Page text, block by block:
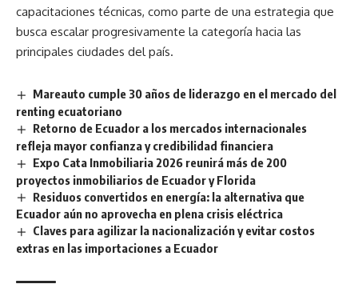
capacitaciones técnicas, como parte de una estrategia que
busca escalar progresivamente la categoría hacia las
principales ciudades del país.
Mareauto cumple 30 años de liderazgo en el mercado del
renting ecuatoriano
Retorno de Ecuador a los mercados internacionales
refleja mayor confianza y credibilidad financiera
Expo Cata Inmobiliaria 2026 reunirá más de 200
proyectos inmobiliarios de Ecuador y Florida
Residuos convertidos en energía: la alternativa que
Ecuador aún no aprovecha en plena crisis eléctrica
Claves para agilizar la nacionalización y evitar costos
extras en las importaciones a Ecuador